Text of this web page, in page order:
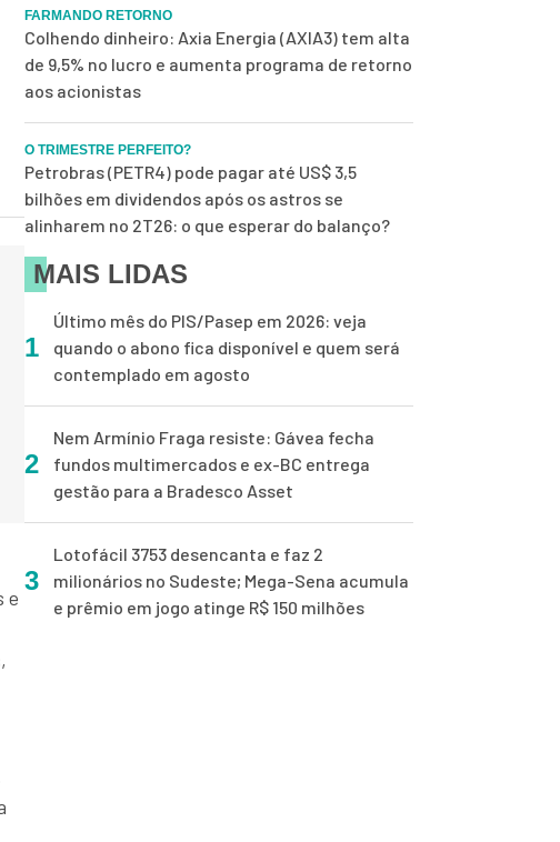
e
FARMANDO RETORNO
Colhendo dinheiro: Axia Energia (AXIA3) tem alta
de 9,5% no lucro e aumenta programa de retorno
aos acionistas
O TRIMESTRE PERFEITO?
Petrobras (PETR4) pode pagar até US$ 3,5
bilhões em dividendos após os astros se
alinharem no 2T26: o que esperar do balanço?
MAIS LIDAS
1
Último mês do PIS/Pasep em 2026: veja
quando o abono fica disponível e quem será
contemplado em agosto
2
Nem Armínio Fraga resiste: Gávea fecha
fundos multimercados e ex-BC entrega
gestão para a Bradesco Asset
3
Lotofácil 3753 desencanta e faz 2
milionários no Sudeste; Mega-Sena acumula
e prêmio em jogo atinge R$ 150 milhões